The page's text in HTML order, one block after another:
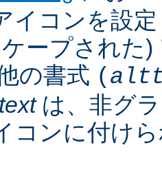
イコンを設
ープされた
の書式 (
は、非グ
コンに付け